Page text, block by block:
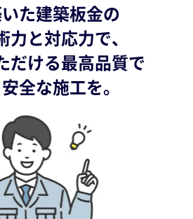
た建築板金の
力と対応力で、
だける最高品質で
全な施工を。